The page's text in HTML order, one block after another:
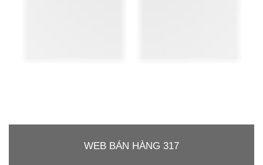
WEB BÁN HÀNG 317